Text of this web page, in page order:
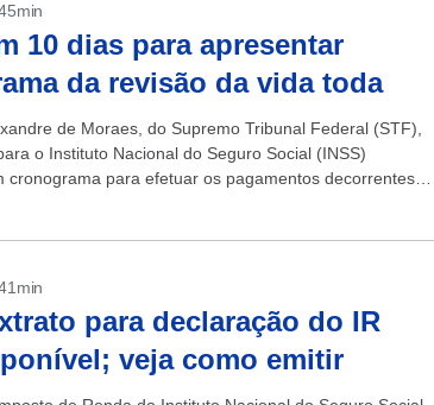
10 dias para apresentar
da revisão da vida toda
de Moraes, do Supremo Tribunal Federal (STF),
o Instituto Nacional do Seguro Social (INSS)
cronograma para efetuar os pagamentos decorrentes
para declaração do IR
veja como emitir